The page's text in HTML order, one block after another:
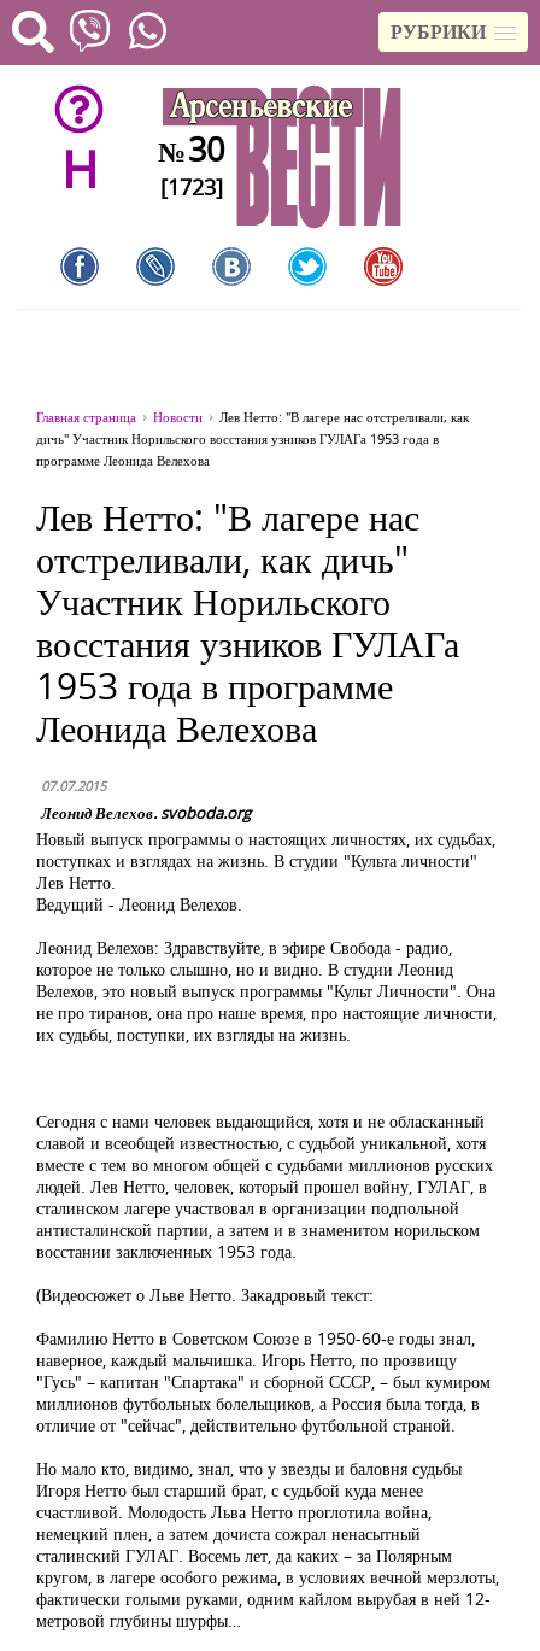
РУБРИКИ
H №30
[1723]
Главная страница Новости
Лев Нетто: "В лагере нас отстреливали, как
дичь" Участник Норильского восстания узников ГУЛАГа 1953 года в
программе Леонида Велехова
Лев Нетто: "В лагере нас
отстреливали, как дичь"
Участник Норильского
восстания узников ГУЛАГа
1953 года в программе
Леонида Велехова
07.07.2015
Леонид Велехов. svoboda.org
Новый выпуск программы о настоящих личностях, их судьбах,
поступках и взглядах на жизнь. В студии "Культа личности"
Лев Нетто.
Ведущий - Леонид Велехов.
Леонид Велехов: Здравствуйте, в эфире Свобода - радио,
которое не только слышно, но и видно. В студии Леонид
Велехов, это новый выпуск программы "Культ Личности". Она
не про тиранов, она про наше время, про настоящие личности,
их судьбы, поступки, их взгляды на жизнь.
Сегодня с нами человек выдающийся, хотя и не обласканный
славой и всеобщей известностью, с судьбой уникальной, хотя
вместе с тем во многом общей с судьбами миллионов русских
людей. Лев Нетто, человек, который прошел войну, ГУЛАГ, в
сталинском лагере участвовал в организации подпольной
антисталинской партии, а затем и в знаменитом норильском
восстании заключенных 1953 года.
(Видеосюжет о Льве Нетто. Закадровый текст:
Фамилию Нетто в Советском Союзе в 1950-60-е годы знал,
наверное, каждый мальчишка. Игорь Нетто, по прозвищу
"Гусь" – капитан "Спартака" и сборной СССР, – был кумиром
миллионов футбольных болельщиков, а Россия была тогда, в
отличие от "сейчас", действительно футбольной страной.
Но мало кто, видимо, знал, что у звезды и баловня судьбы
Игоря Нетто был старший брат, с судьбой куда менее
счастливой. Молодость Льва Нетто проглотила война,
немецкий плен, а затем дочиста сожрал ненасытный
сталинский ГУЛАГ. Восемь лет, да каких – за Полярным
кругом, в лагере особого режима, в условиях вечной мерзлоты,
фактически голыми руками, одним кайлом вырубая в ней 12-
метровой глубины шурфы…